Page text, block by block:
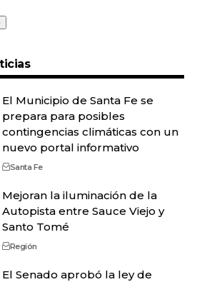
El Municipio de Santa Fe se
prepara para posibles
contingencias climáticas con un
nuevo portal informativo
Santa Fe
Mejoran la iluminación de la
Autopista entre Sauce Viejo y
Santo Tomé
Región
El Senado aprobó la ley de